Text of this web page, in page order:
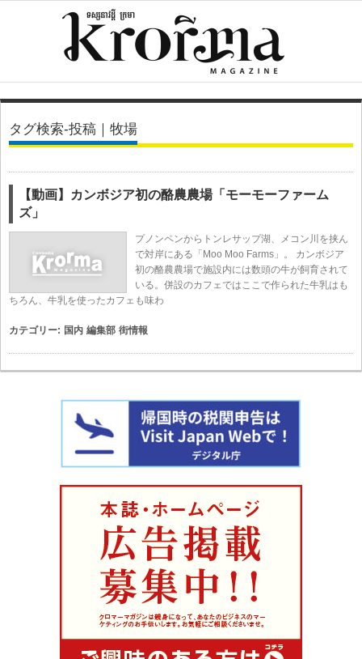
タグ検索-投稿｜牧場
【動画】カンボジア初の酪農農場「モーモーファーム
ズ」
プノンペンからトンレサップ湖、メコン川を挟ん
で対岸にある「Moo Moo Farms」。 カンボジア
初の酪農農場で施設内には数頭の牛が飼育されて
いる。併設のカフェではここで作られた牛乳はも
ちろん、牛乳を使ったカフェも味わ
カテゴリー: 国内 編集部 街情報